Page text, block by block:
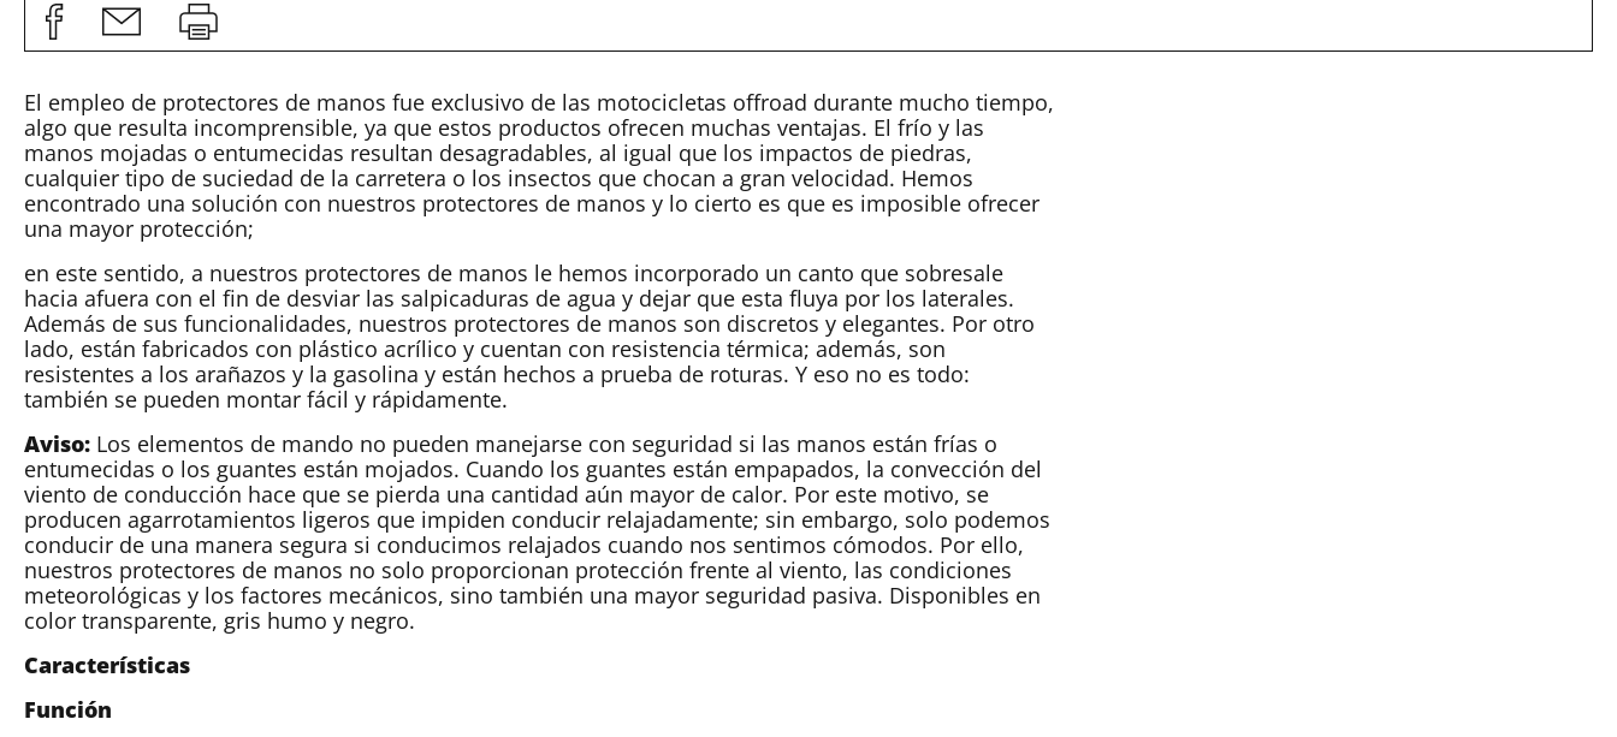
El empleo de protectores de manos fue exclusivo de las motocicletas offroad durante mucho tiempo,
algo que resulta incomprensible, ya que estos productos ofrecen muchas ventajas. El frío y las
manos mojadas o entumecidas resultan desagradables, al igual que los impactos de piedras,
cualquier tipo de suciedad de la carretera o los insectos que chocan a gran velocidad. Hemos
encontrado una solución con nuestros protectores de manos y lo cierto es que es imposible ofrecer
una mayor protección;
en este sentido, a nuestros protectores de manos le hemos incorporado un canto que sobresale
hacia afuera con el fin de desviar las salpicaduras de agua y dejar que esta fluya por los laterales.
Además de sus funcionalidades, nuestros protectores de manos son discretos y elegantes. Por otro
lado, están fabricados con plástico acrílico y cuentan con resistencia térmica; además, son
resistentes a los arañazos y la gasolina y están hechos a prueba de roturas. Y eso no es todo:
también se pueden montar fácil y rápidamente.
Aviso: Los elementos de mando no pueden manejarse con seguridad si las manos están frías o
entumecidas o los guantes están mojados. Cuando los guantes están empapados, la convección del
viento de conducción hace que se pierda una cantidad aún mayor de calor. Por este motivo, se
producen agarrotamientos ligeros que impiden conducir relajadamente; sin embargo, solo podemos
conducir de una manera segura si conducimos relajados cuando nos sentimos cómodos. Por ello,
nuestros protectores de manos no solo proporcionan protección frente al viento, las condiciones
meteorológicas y los factores mecánicos, sino también una mayor seguridad pasiva. Disponibles en
color transparente, gris humo y negro.
Características
Función